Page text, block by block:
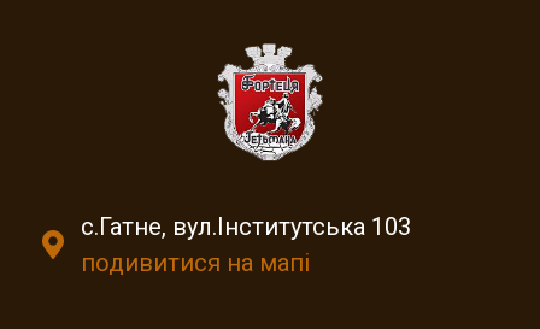
с.Гатне, вул.Інститутська 103
подивитися на мапі